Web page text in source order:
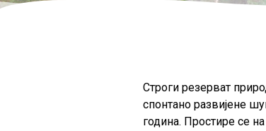
Строги резерват
спонтано развијене
година. Простире се